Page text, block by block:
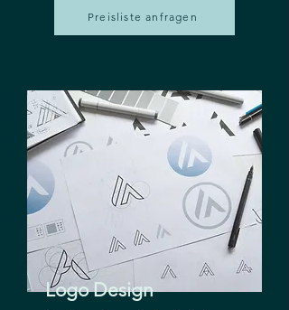
Preisliste anfragen
Logo Design